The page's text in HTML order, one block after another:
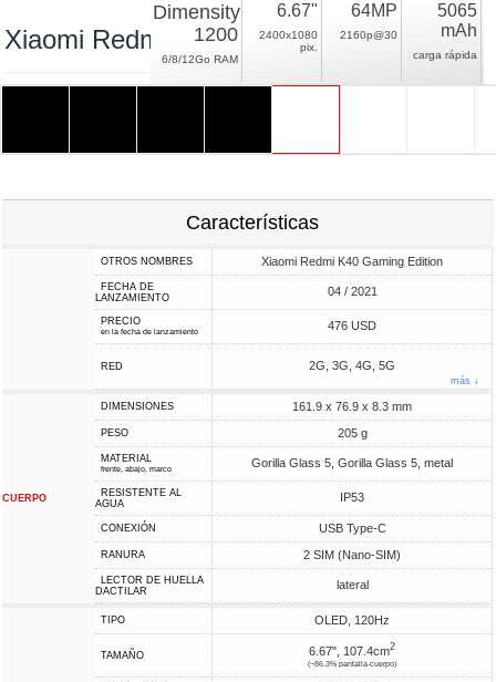
Xiaomi Redmi K40 Gaming
Dimensity
1200
6/8/12Go RAM
6.67"
2400x1080
pix.
64MP
2160p@30
5065
mAh
carga rápida
Características
OTROS NOMBRES Xiaomi Redmi K40 Gaming Edition
FECHA DE
LANZAMIENTO
04 / 2021
PRECIO
en la fecha de lanzamiento 476 USD
RED 2G, 3G, 4G, 5G
más ↓
CUERPO
DIMENSIONES 161.9 x 76.9 x 8.3 mm
PESO 205 g
MATERIAL
frente, abajo, marco Gorilla Glass 5, Gorilla Glass 5, metal
RESISTENTE AL
AGUA
IP53
CONEXIÓN USB Type-C
RANURA 2 SIM (Nano-SIM)
LECTOR DE HUELLA
DACTILAR
lateral
TIPO OLED, 120Hz
TAMAÑO 6.67", 107.4cm2
(~86.3% pantalla-cuerpo)